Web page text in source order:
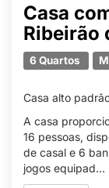
Casa
Ribeirão
6 Quartos
Casa alto
A casa
16 pessoas,
de casal e 6
jogos equipad...